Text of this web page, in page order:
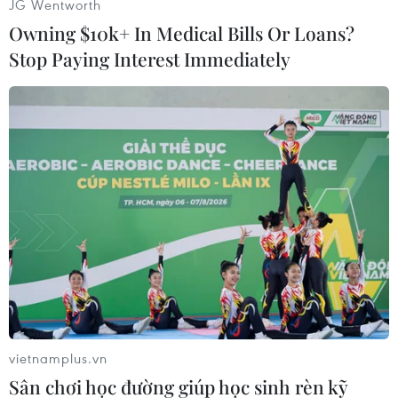
thành niên, thanh niên đang phải vật lộn với
những khó khăn về sức khỏe tâm thần. Các em
còn thiếu các kỹ năng ứng phó, các hỗ trợ cần
Ngày Trẻ em Thế giới -
Thắp lên ánh sáng xanh vì
quyền trẻ em
Tại Việt Nam, Tòa nhà TNR Tower,
Tòa nhà Xanh Liên hợp quốc ở
Hà Nội, Cầu Rồng ở Đà Nẵng và
Tòa nhà Landmark 81 và Global
City của Masterise Home thắp
sáng màu xanh để kỷ tôn vinh
JG Wentworth
Owning $10k+ In Medical Bills Or Loans?
Stop Paying Interest Immediately
vietnamplus.vn
Sân chơi học đường giúp học sinh rèn kỹ